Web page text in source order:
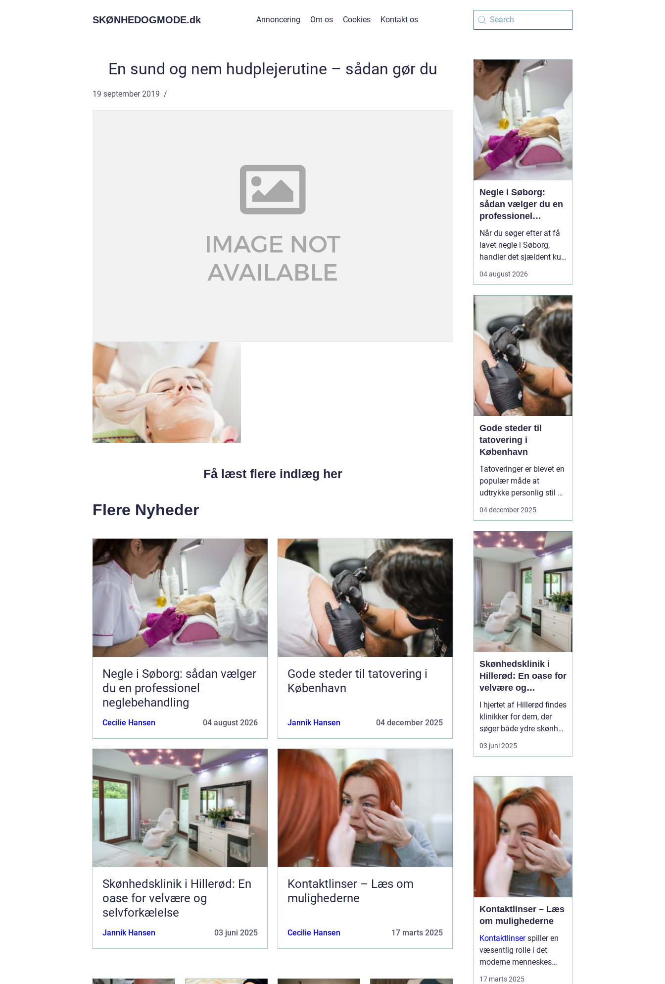
SKØNHEDOGMODE.dk Annoncering Om os Cookies Kontakt os
En sund og nem hudplejerutine – sådan gør du
19 september 2019
Få læst flere indlæg her
Flere Nyheder
Negle i Søborg: sådan vælger
du en professionel
neglebehandling
Cecilie Hansen 04 august 2026
Gode steder til tatovering i
København
Jannik Hansen 04 december 2025
Skønhedsklinik i Hillerød: En
oase for velvære og
selvforkælelse
Jannik Hansen 03 juni 2025
Kontaktlinser – Læs om
mulighederne
Cecilie Hansen 17 marts 2025
Negle i Søborg:
sådan vælger du en
professionel
neglebehandling
Når du søger efter at få
lavet negle i Søborg,
handler det sjældent kun
Mange leder efter en
kan skabe et flot resultat
og tage hensyn til
neglenes sundhed og e...
04 august 2026
Gode steder til
tatovering i
København
Tatoveringer er blevet en
populær måde at
udtrykke personlig stil og
fortælle unikke historier
blomstrer med talent og
kreativitet, er der en
stigende efterspø...
04 december 2025
Skønhedsklinik i
Hillerød: En oase for
velvære og
selvforkælelse
I hjertet af Hillerød findes
klinikker for dem, der
søger både ydre skønhed
og indre velvære en unik
skønhedsklinik i Hillerød
03 juni 2025
Kontaktlinser – Læs
om mulighederne
Kontaktlinserspiller en
væsentlig rolle i det
moderne menneskes
17 marts 2025